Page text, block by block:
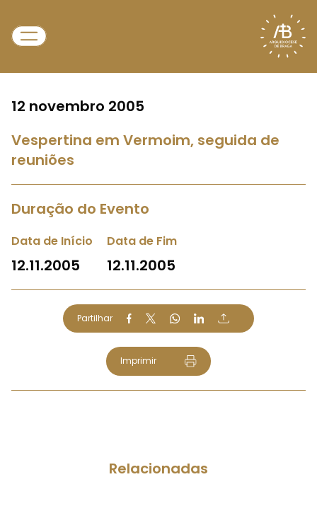
12 novembro 2005
Vespertina em Vermoim, seguida de
reuniões
Duração do Evento
Data de Início
12.11.2005
Data de Fim
12.11.2005
Partilhar
Imprimir
Relacionadas